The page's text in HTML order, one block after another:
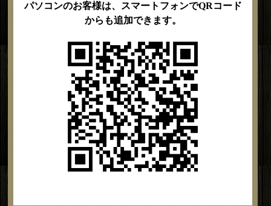
パソコンのお客様は、スマートフォンでQRコード
からも追加できます。